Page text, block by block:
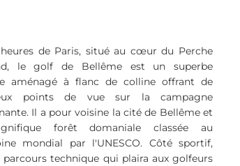
de Paris, situé au cœur du Perche
le golf de Bellême est un superbe
aménagé à flanc de colline offrant de
points de vue sur la campagne
Il a pour voisine la cité de Bellême et
forêt domaniale classée au
mondial par l'UNESCO. Côté sportif,
parcours technique qui plaira aux golfeurs